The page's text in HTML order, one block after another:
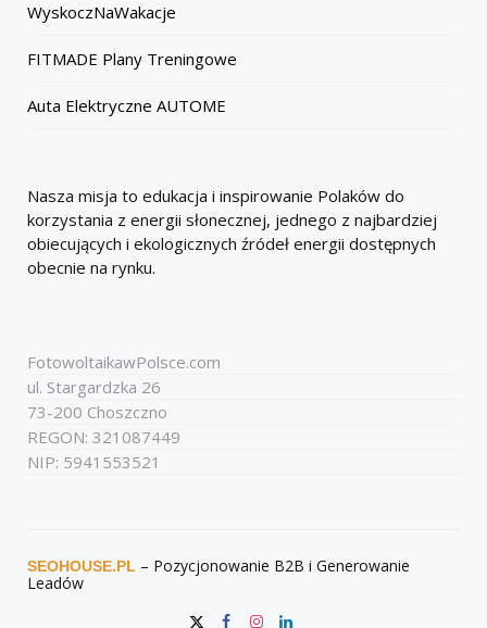
WyskoczNaWakacje
FITMADE Plany Treningowe
Auta Elektryczne AUTOME
Nasza misja to edukacja i inspirowanie Polaków do
korzystania z energii słonecznej, jednego z najbardziej
obiecujących i ekologicznych źródeł energii dostępnych
obecnie na rynku.
FotowoltaikawPolsce.com
ul. Stargardzka 26
73-200 Choszczno
REGON: 321087449
NIP: 5941553521
SEOHOUSE.PL – Pozycjonowanie B2B i Generowanie
Leadów